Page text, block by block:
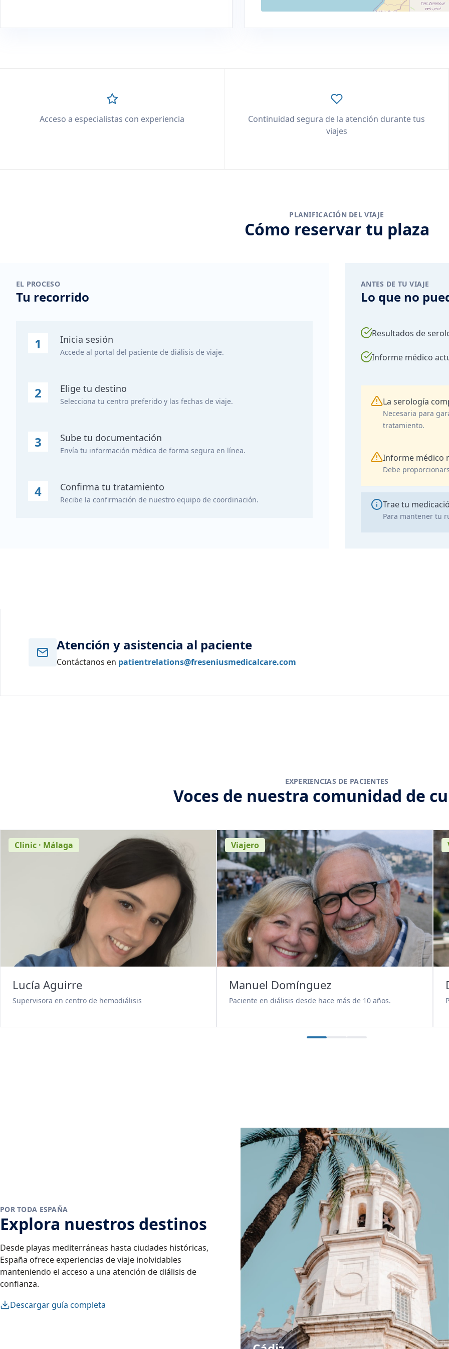
Acceso a especialistas con experiencia
Continuidad segura de la atención durante tus
viajes
PLANIFICACIÓN DEL VIAJE
Cómo reservar tu plaza
EL PROCESO
Tu recorrido
1 Inicia sesión
Accede al portal del paciente de diálisis de viaje.
2 Elige tu destino
Selecciona tu centro preferido y las fechas de viaje.
3 Sube tu documentación
Envía tu información médica de forma segura en línea.
4 Confirma tu tratamiento
Recibe la confirmación de nuestro equipo de coordinación.
ANTES DE TU VIAJE
Lo que no
Resultados de
Informe médico
La serología
Necesaria para
tratamiento.
Informe médico
Debe
Trae tu
Para mantener tu
Atención y asistencia al paciente
Contáctanos en patientrelations@freseniusmedicalcare.com
EXPERIENCIAS DE PACIENTES
Voces de nuestra comunidad de
Clinic · Málaga
Lucía Aguirre
Supervisora en centro de hemodiálisis
Viajero
Manuel Domínguez
Paciente en diálisis desde hace más de 10 años.
POR TODA ESPAÑA
Explora nuestros destinos
Desde playas mediterráneas hasta ciudades históricas,
España ofrece experiencias de viaje inolvidables
manteniendo el acceso a una atención de diálisis de
confianza.
Descargar guía completa